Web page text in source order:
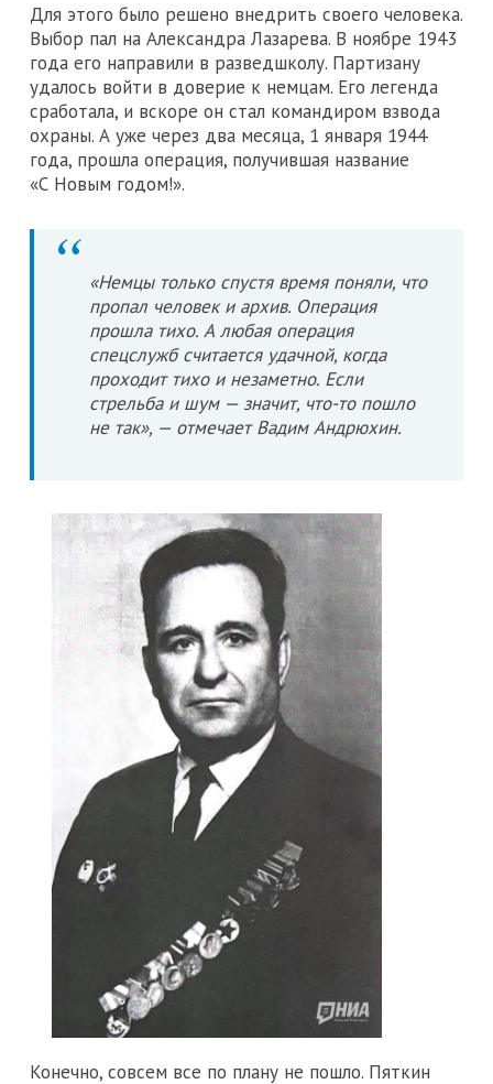
Для этого было решено внедрить своего человека.
Выбор пал на Александра Лазарева. В ноябре 1943
года его направили в разведшколу. Партизану
удалось войти в доверие к немцам. Его легенда
сработала, и вскоре он стал командиром взвода
охраны. А уже через два месяца, 1 января 1944
года, прошла операция, получившая название
«С Новым годом!».
«Немцы только спустя время поняли, что
пропал человек и архив. Операция
прошла тихо. А любая операция
спецслужб считается удачной, когда
проходит тихо и незаметно. Если
стрельба и шум — значит, что-то пошло
не так», — отмечает Вадим Андрюхин.
Конечно, совсем все по плану не пошло. Пяткин